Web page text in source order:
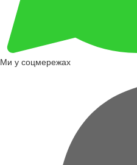
Ми у соцмережах